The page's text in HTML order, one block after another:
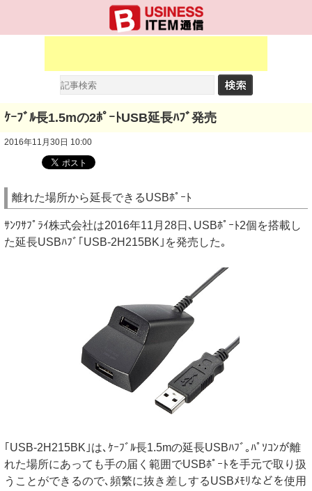
ｹｰﾌﾞﾙ長1.5mの2ﾎﾟｰﾄUSB延長ﾊﾌﾞ発売
2016年11月30日 10:00
離れた場所から延長できるUSBﾎﾟｰﾄ
ｻﾝﾜｻﾌﾟﾗｲ株式会社は2016年11月28日､USBﾎﾟｰﾄ2個を搭載し
た延長USBﾊﾌﾞ｢USB-2H215BK｣を発売した｡
｢USB-2H215BK｣は､ｹｰﾌﾞﾙ長1.5mの延長USBﾊﾌﾞ｡ﾊﾟｿｺﾝが離
れた場所にあっても手の届く範囲でUSBﾎﾟｰﾄを手元で取り扱
うことができるので､頻繁に抜き差しするUSBﾒﾓﾘなどを使用